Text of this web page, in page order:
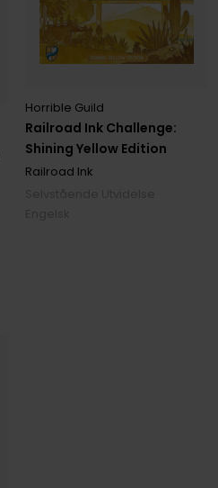
Railroad Ink Challenge:
Shining Yellow Edition
Horrible Guild
Railroad Ink